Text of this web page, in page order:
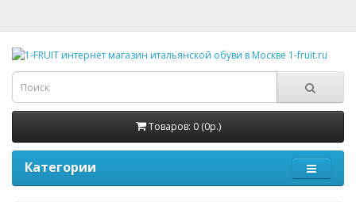
Товаров: 0 (0р.)
Категории